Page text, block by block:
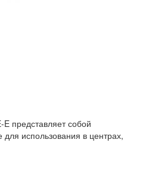
представляет собой
использования в центрах,